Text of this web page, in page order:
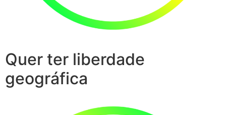
Quer ter liberdade
geográfica